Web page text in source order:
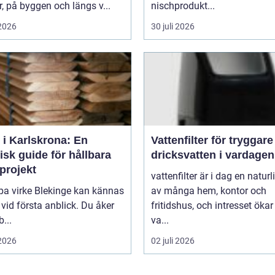
på byggen och längs v...
nischprodukt...
30 juli 2026
i Karlskrona: En
guide för hållbara
virke Blekinge kan kännas
första anblick. Du åker
Vattenfilter för tryggare
dricksvatten i vardagen
vattenfilter är i dag en
av många hem, kontor och
fritidshus, och intresset
va...
02 juli 2026